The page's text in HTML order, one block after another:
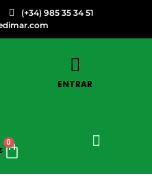
(+34) 985 35 34 51
ENTRAR
0